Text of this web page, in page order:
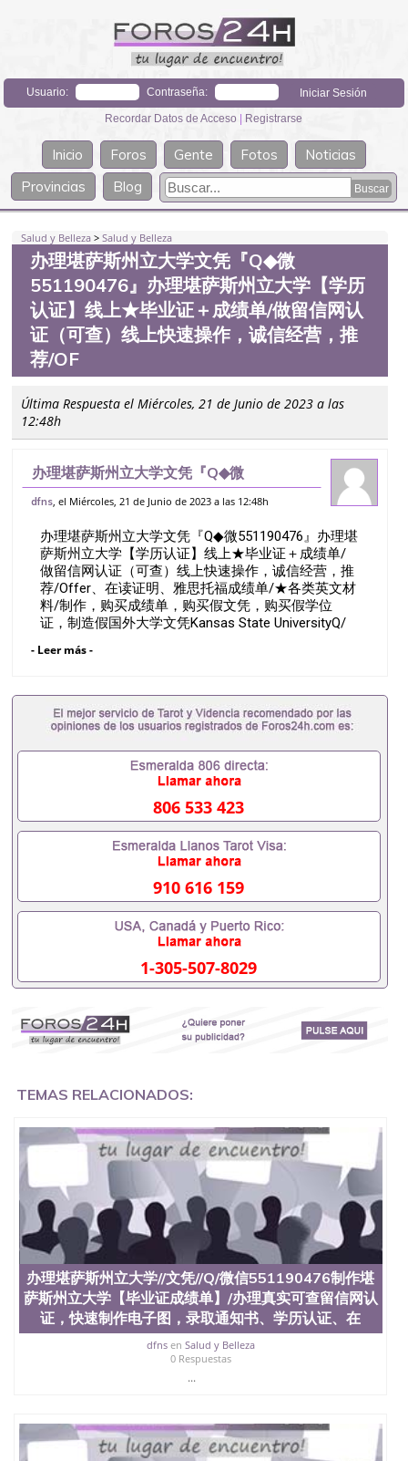
Usuario: Contraseña:
Recordar Datos de Acceso | Registrarse
Inicio Foros Gente Fotos
Noticias
Provincias
Blog
Salud y Belleza >Salud y Belleza
办理堪萨斯州立大学文凭『Q◆微
551190476』办理堪萨斯州立大学【学历
认证】线上★毕业证＋成绩单/做留信网认
证（可查）线上快速操作，诚信经营，推
荐/OF
Última Respuesta el Miércoles, 21 de Junio de 2023 a las
12:48h
办理堪萨斯州立大学文凭『Q◆微
551190476』办理堪萨斯州立大学【学历
证（可查）线上快速操作，诚信经营，推
荐/Of
dfns , el Miércoles, 21 de Junio de 2023 a las 12:48h
办理堪萨斯州立大学文凭『Q◆微551190476』办理堪
萨斯州立大学【学历认证】线上★毕业证＋成绩单/
做留信网认证（可查）线上快速操作，诚信经营，推
荐/Offer、在读证明、雅思托福成绩单/★各类英文材
料/制作，购买成绩单，购买假文凭，购买假学位
证，制造假国外大学文凭Kansas State UniversityQ/
办理教育部认证办理大使馆认证办理留学归国证明办
办理录取通知书办理学位证书办理美国文凭办理澳洲
文凭办理英国文凭办理加拿大文凭办理德国文凭 一、
快速办理材料： 1、毕业证+成绩单+留学回国人员证
必备证明材料，给父母及亲朋好友一份完美交代）；
2、雅思、托福，OFFER，在读证明，学生卡等留学
用到）。 注：上述材料，随时都可以安排办理，毕业
证成绩单，学校，专业，学位，毕业时间都可以根据
客户要求安排。 国内找工作假的毕业证可以用吗
551190476假的毕业证成绩单可以办学历认证吗
551190476要定居国外需要办理什么材料551190476
入职事业单位/国企假的毕业证会查吗551190476入职
国企/事业单位需要些什么材料551190476办理假毕业
证在国内能用吗, 挂科拿不到毕业证怎么办, 毕业证丢
了怎么办, 没有正常毕业怎么办理毕业证,没毕业可以
办学历认证吗,您是否因为中途辍学、挂科而没有正常
毕业551190476您是否因为递交材料不齐而被拒之门
教育部认证在校挂科了不想读了,成绩不理想毕不了业
怎么办551190476找工作没有文凭怎么办,怎么办理本
国外文凭551190476国外本科毕业证怎么办理
么办理 外假毕业证551190476哪里可以制作美国毕业
证551190476哪里可以办理澳洲毕业证551190476留
学生在哪里可以买假毕业证551190476哪里可以办理
加拿大毕业证551190476申请学校办理假的毕业证成
绩单可以吗551190476哪里可以办理水印成绩单
551190476哪里可以修改成绩单GPA分数551190476
假毕业证能查出来吗551190476假文凭网上能查到吗
551190476 如何拿到国外毕业证QQ微信551190476办
假大学毕业证QQ微信551190476国外毕业证去哪认证
QQ微信551190476找毕业证封皮QQ微信551190476国
外毕业证外壳定制QQ微信551190476快速代办国外毕
业证QQ微信551190476快速拿到国外文凭QQ微信
551190476国外留学文凭认证QQ微信551190476国外
文凭回国认证QQ微信551190476泰国文凭办理QQ微
信551190476法国留学回国证明QQ微信551190476 国
外烫金照片QQ微信551190476外国文凭在中国有用吗
551190476爱尔兰留学回国证明QQ微信551190476国
外硕士文凭办理QQ微信551190476 网上买文凭可靠
吗QQ微信551190476买国外文凭质量QQ微信
- Leer más -
806 533 423
910 616 159
1-305-507-8029
TEMAS RELACIONADOS:
办理堪萨斯州立大学//文凭//Q/微信551190476制作堪
萨斯州立大学【毕业证成绩单】/办理真实可查留信网认
证，快速制作电子图，录取通知书、学历认证、在
dfnsen Salud y Belleza
0 Respuestas
...